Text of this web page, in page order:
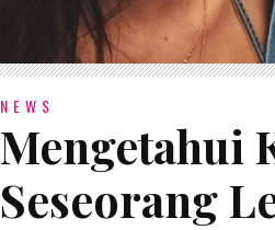
NEWS
Mengetahui
Seseorang